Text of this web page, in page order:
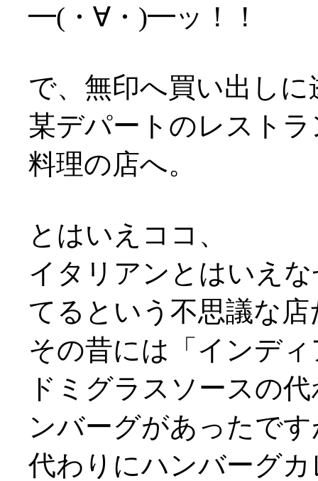
━(・∀・)━ッ！！
で、無印へ買い出し
某デパートのレスト
料理の店へ。
とはいえココ、
イタリアンとはいえ
てるという不思議な
その昔には「インデ
ドミグラスソースの
ンバーグがあったで
代わりにハンバーグ